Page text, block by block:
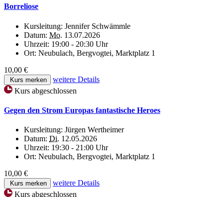
Borreliose
Kursleitung: Jennifer Schwämmle
Datum: Mo. 13.07.2026
Uhrzeit: 19:00 - 20:30 Uhr
Ort: Neubulach, Bergvogtei, Marktplatz 1
10,00 €
Kurs merken
weitere Details
Kurs abgeschlossen
Gegen den Strom Europas fantastische Heroes
Kursleitung: Jürgen Wertheimer
Datum: Di. 12.05.2026
Uhrzeit: 19:30 - 21:00 Uhr
Ort: Neubulach, Bergvogtei, Marktplatz 1
10,00 €
Kurs merken
weitere Details
Kurs abgeschlossen